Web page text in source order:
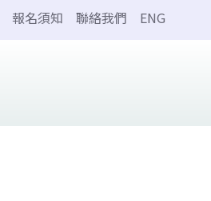
報名須知 聯絡我們 ENG